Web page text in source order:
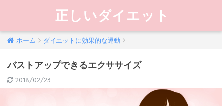
正しいダイエット
ホーム ダイエットに効果的な運動
バストアップできるエクササイズ
2018/02/23